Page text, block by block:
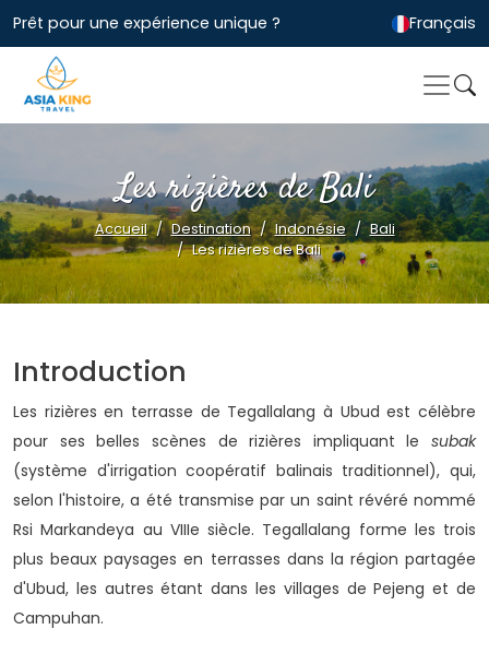
Prêt pour une expérience unique ? Français
Les rizières de Bali
Accueil Destination Indonésie
Bali
Les rizières de Bali
Introduction
Les rizières en terrasse de Tegallalang à Ubud est célèbre
pour ses belles scènes de rizières impliquant le subak
(système d'irrigation coopératif balinais traditionnel), qui,
selon l'histoire, a été transmise par un saint révéré nommé
Rsi Markandeya au VIIIe siècle. Tegallalang forme les trois
plus beaux paysages en terrasses dans la région partagée
d'Ubud, les autres étant dans les villages de Pejeng et de
Campuhan.